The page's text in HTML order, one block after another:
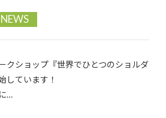
NEWS
クショップ『世界でひとつのショルダ
しています！
…